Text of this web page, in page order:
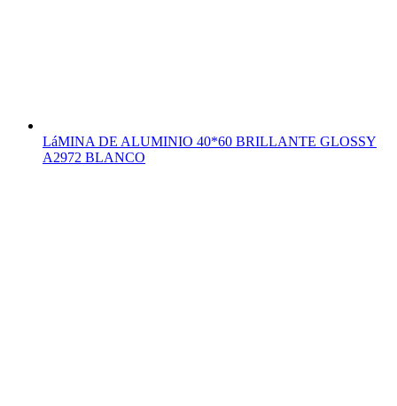
LáMINA DE ALUMINIO 40*60 BRILLANTE GLOSSY
A2972 BLANCO